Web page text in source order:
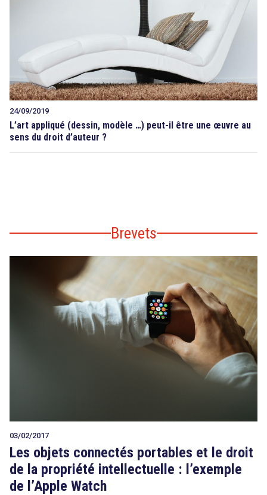
24/09/2019
L’art appliqué (dessin, modèle …) peut-il être une œuvre au
sens du droit d’auteur ?
Brevets
03/02/2017
Les objets connectés portables et le droit
de la propriété intellectuelle : l’exemple
de l’Apple Watch